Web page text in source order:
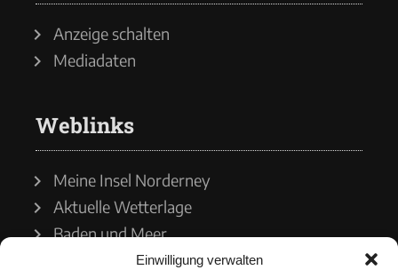
Einwilligung verwalten
Anzeige schalten
Mediadaten
Weblinks
Meine Insel Norderney
Aktuelle Wetterlage
Baden und Meer